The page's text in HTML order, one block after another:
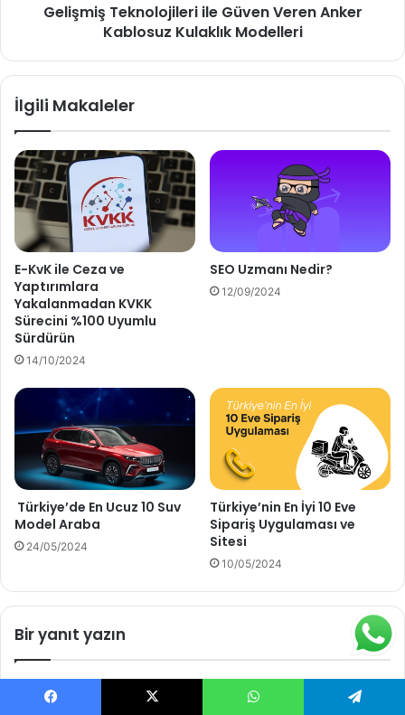
Gelişmiş Teknolojileri ile Güven Veren Anker
Kablosuz Kulaklık Modelleri
İlgili Makaleler
E-KvK ile Ceza ve
Yaptırımlara
Yakalanmadan KVKK
Sürecini %100 Uyumlu
Sürdürün
14/10/2024
SEO Uzmanı Nedir?
12/09/2024
Türkiye’de En Ucuz 10 Suv
Model Araba
24/05/2024
Türkiye’nin En İyi 10 Eve
Sipariş Uygulaması ve
Sitesi
10/05/2024
Bir yanıt yazın
E-posta adresiniz yayınlanmayacak. Gerekli alanlar